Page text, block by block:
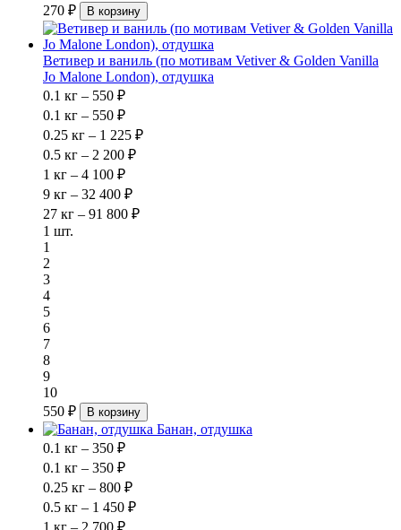
270 ₽
В корзину
Ветивер и ваниль (по мотивам Vetiver & Golden Vanilla
Jo Malone London), отдушка
0.1 кг – 550 ₽
0.1 кг – 550 ₽
0.25 кг – 1 225 ₽
0.5 кг – 2 200 ₽
1 кг – 4 100 ₽
9 кг – 32 400 ₽
27 кг – 91 800 ₽
1 шт.
1
2
3
4
5
6
7
8
9
10
550 ₽
В корзину
Банан, отдушка
0.1 кг – 350 ₽
0.1 кг – 350 ₽
0.25 кг – 800 ₽
0.5 кг – 1 450 ₽
1 кг – 2 700 ₽